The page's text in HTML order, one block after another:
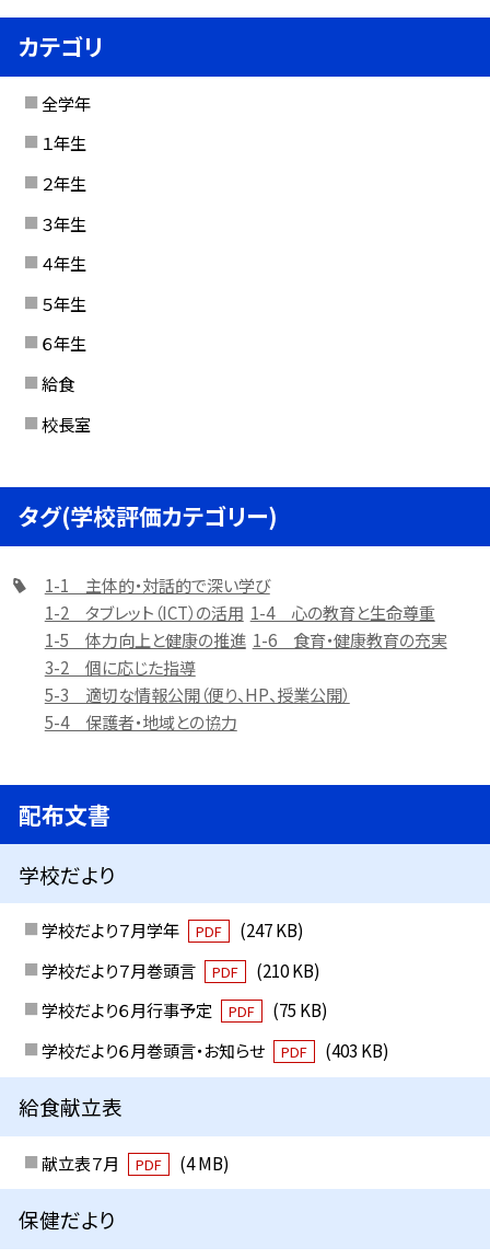
カテゴリ
全学年
１年生
２年生
３年生
４年生
５年生
６年生
給食
校長室
タグ(学校評価カテゴリー)
1-1 主体的・対話的で深い学び
1-2 タブレット（ICT）の活用 1-4 心の教育と生命尊重
1-5 体力向上と健康の推進 1-6 食育・健康教育の充実
3-2 個に応じた指導
5-3 適切な情報公開（便り、HP、授業公開）
5-4 保護者・地域との協力
配布文書
学校だより
学校だより７月学年 PDF
(247 KB)
学校だより７月巻頭言
PDF
(210 KB)
学校だより６月行事予定
PDF
(75 KB)
学校だより６月巻頭言・お知らせ
PDF (403 KB)
給食献立表
献立表７月 PDF (4 MB)
保健だより